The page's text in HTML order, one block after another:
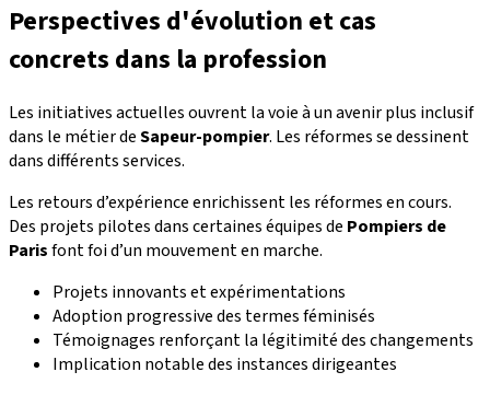
Perspectives d'évolution et cas
concrets dans la profession
Les initiatives actuelles ouvrent la voie à un avenir plus inclusif
dans le métier deSapeur-pompier. Les réformes se dessinent
dans différents services.
Les retours d’expérience enrichissent les réformes en cours.
Des projets pilotes dans certaines équipes de Pompiers de
Parisfont foi d’un mouvement en marche.
Projets innovants et expérimentations
Adoption progressive des termes féminisés
Témoignages renforçant la légitimité des changements
Implication notable des instances dirigeantes